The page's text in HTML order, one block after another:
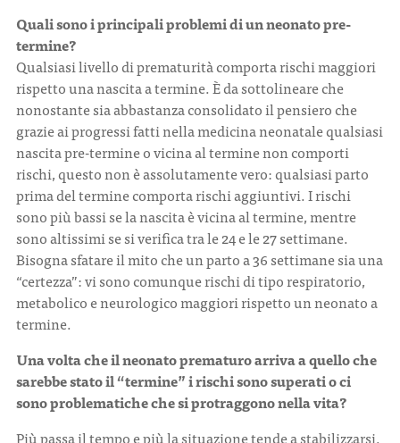
Quali sono i principali problemi di un neonato pre-
termine?
Qualsiasi livello di prematurità comporta rischi maggiori
rispetto una nascita a termine. È da sottolineare che
nonostante sia abbastanza consolidato il pensiero che
grazie ai progressi fatti nella medicina neonatale qualsiasi
nascita pre-termine o vicina al termine non comporti
rischi, questo non è assolutamente vero: qualsiasi parto
prima del termine comporta rischi aggiuntivi. I rischi
sono più bassi se la nascita è vicina al termine, mentre
sono altissimi se si verifica tra le 24 e le 27 settimane.
Bisogna sfatare il mito che un parto a 36 settimane sia una
“certezza”: vi sono comunque rischi di tipo respiratorio,
metabolico e neurologico maggiori rispetto un neonato a
termine.
Una volta che il neonato prematuro arriva a quello che
sarebbe stato il “termine” i rischi sono superati o ci
sono problematiche che si protraggono nella vita?
Più passa il tempo e più la situazione tende a stabilizzarsi.